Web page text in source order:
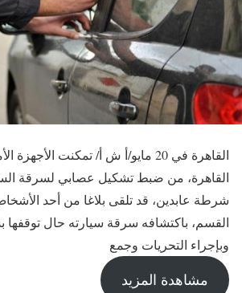
القاهرة في 20 مايو/أ ش أ/ تمكنت
القاهرة، من ضبط تشكيل عصابي لسرقة
شرطة عابدين، قد تلقى بلاغا من أحد
القسم، باكتشافه سرقة سيارته حال توقفها
وبإجراء التحريات وجمع
مشاهدة المزيد